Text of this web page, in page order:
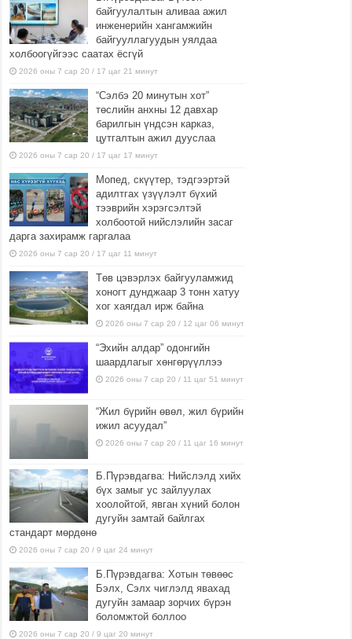
байгуулалтын аливаа ажил
инженерийн хангамжийн
байгууллагуудын уялдаа
холбоогүйгээс саатах ёсгүй
2026 оны 7 сар 20 / 17 цаг 21 минут
“Сэлбэ 20 минутын хот”
төслийн анхны 12 давхар
барилгын үндсэн карказ,
цутгалтын ажил дууслаа
2026 оны 7 сар 20 / 17 цаг 17 минут
Мопед, скүүтер, тэдгээртэй
адилтгах үзүүлэлт бүхий
тээврийн хэрэгсэлтэй
холбоотой нийслэлийн засаг
дарга захирамж гаргалаа
2026 оны 7 сар 20 / 17 цаг 11 минут
Төв цэвэрлэх байгууламжид
хоногт дунджаар 3 тонн хатуу
хог хаягдал ирж байна
2026 оны 7 сар 20 / 12 цаг 06 минут
“Эхийн алдар” одонгийн
шаардлагыг хөнгөрүүллээ
2026 оны 7 сар 20 / 11 цаг 51 минут
“Жил бүрийн өвөл, жил бүрийн
ижил асуудал”
2026 оны 7 сар 20 / 11 цаг 16 минут
Б.Пүрэвдагва: Нийслэлд хийх
бүх замыг ус зайлуулах
хоолойтой, явган хүний болон
дугуйн замтай байлгах
стандарт мөрдөнө
2026 оны 7 сар 20 / 9 цаг 24 минут
Б.Пүрэвдагва: Хотын төвөөс
Бэлх, Сэлх чиглэлд явахад
дугуйн замаар зорчих бүрэн
боломжтой боллоо
2026 оны 7 сар 20 / 9 цаг 20 минут